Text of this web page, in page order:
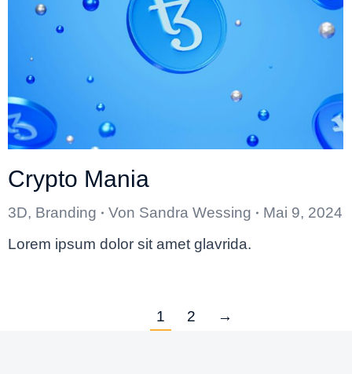
Crypto Mania
3D, Branding Von Sandra Wessing
Mai 9, 2024
Lorem ipsum dolor sit amet glavrida.
1 2 →